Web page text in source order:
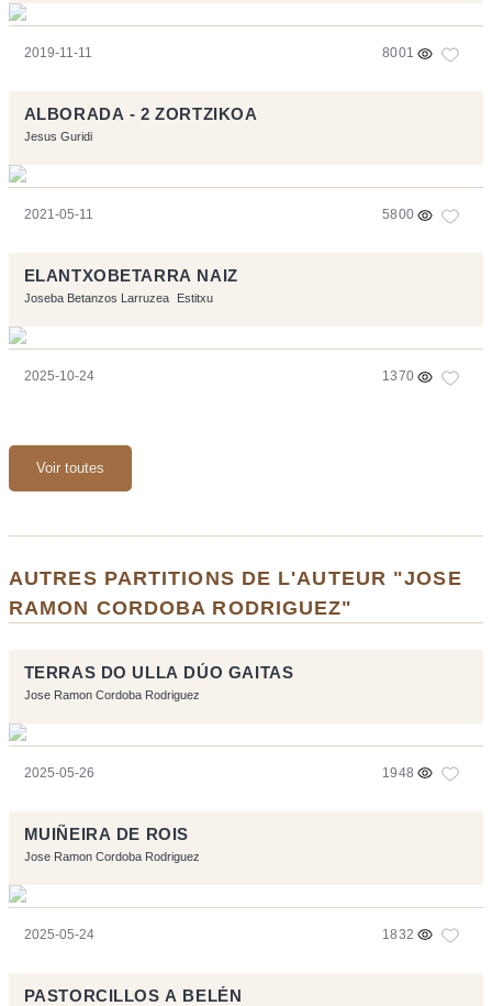
2019-11-11 8001
ALBORADA - 2 ZORTZIKOA
Jesus Guridi
2021-05-11 5800
ELANTXOBETARRA NAIZ
Joseba Betanzos Larruzea Estitxu
2025-10-24 1370
Voir toutes
AUTRES PARTITIONS DE L'AUTEUR "JOSE
RAMON CORDOBA RODRIGUEZ"
TERRAS DO ULLA DÚO GAITAS
Jose Ramon Cordoba Rodriguez
2025-05-26 1948
MUIÑEIRA DE ROIS
Jose Ramon Cordoba Rodriguez
2025-05-24 1832
PASTORCILLOS A BELÉN